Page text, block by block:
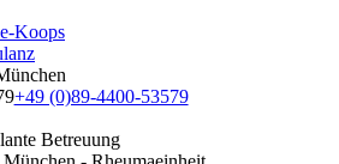
Koops
+49 (0)89-4400-53579
Betreuung